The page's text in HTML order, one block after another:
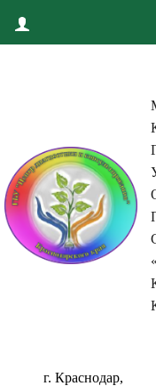
г. Краснодар,